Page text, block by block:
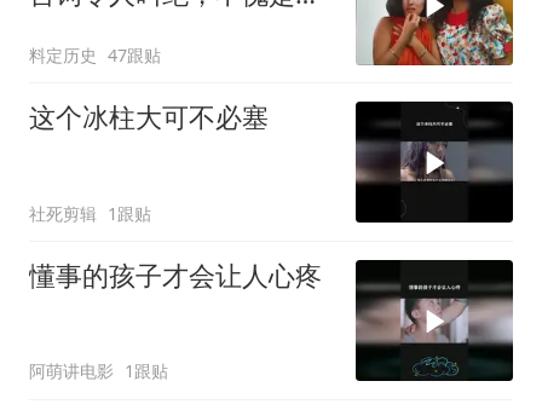
料定历史 47跟贴
这个冰柱大可不必塞
社死剪辑 1跟贴
懂事的孩子才会让人心疼
阿萌讲电影 1跟贴